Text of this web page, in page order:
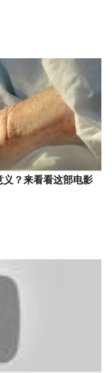
义？来看看这部电影